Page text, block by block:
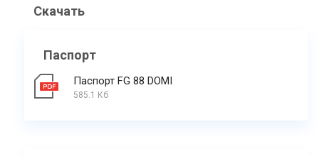
Скачать
Паспорт
Паспорт FG 88 DOMI
585.1 Кб